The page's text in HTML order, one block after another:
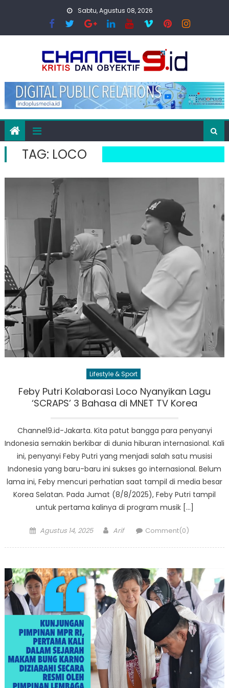
Sabtu, Agustus 08, 2026
TAG: LOCO
Lifestyle & Sport
Feby Putri Kolaborasi Loco Nyanyikan Lagu
‘SCRAPS’ 3 Bahasa di MNET TV Korea
Channel9.id-Jakarta. Kita patut bangga para penyanyi
Indonesia semakin berkibar di dunia hiburan internasional. Kali
ini, penyanyi Feby Putri yang menjadi salah satu musisi
Indonesia yang baru-baru ini sukses go internasional. Belum
lama ini, Feby mencuri perhatian saat tampil di media besar
Korea Selatan. Pada Jumat (8/8/2025), Feby Putri tampil
untuk pertama kalinya di program musik […]
Posted
Agustus 14, 2025 Author
Arif Comment(0)